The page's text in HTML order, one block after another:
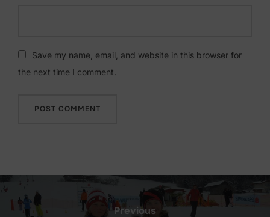
Save my name, email, and website in this browser for
the next time I comment.
Beitragsnavigation
Previous
Previous